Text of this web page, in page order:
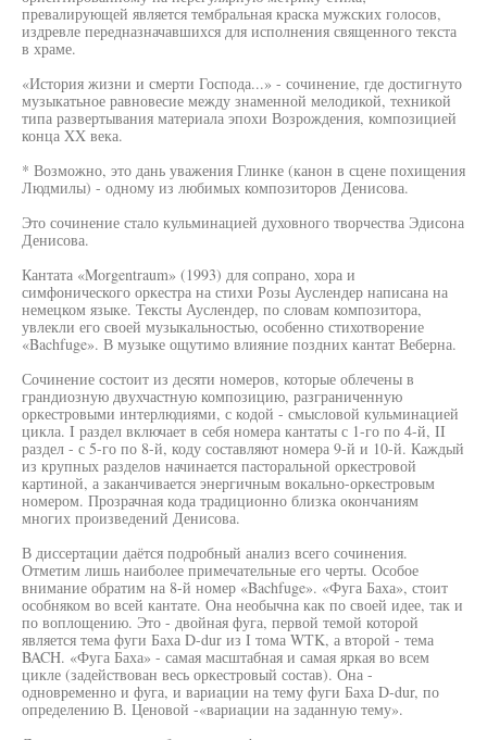
превалирующей является тембральная краска мужских голосов,
издревле передназначавшихся для исполнения священного текста
в храме.
«История жизни и смерти Господа...» - сочинение, где достигнуто
музыкатьное равновесие между знаменной мелодикой, техникой
типа развертывания материала эпохи Возрождения, композицией
конца XX века.
* Возможно, это дань уважения Глинке (канон в сцене похищения
Людмилы) - одному из любимых композиторов Денисова.
Это сочинение стало кульминацией духовного творчества Эдисона
Денисова.
Кантата «Morgentraum» (1993) для сопрано, хора и
симфонического оркестра на стихи Розы Ауслендер написана на
немецком языке. Тексты Ауслендер, по словам композитора,
увлекли его своей музыкальностью, особенно стихотворение
«Bachfuge». В музыке ощутимо влияние поздних кантат Веберна.
Сочинение состоит из десяти номеров, которые облечены в
грандиозную двухчастную композицию, разграниченную
оркестровыми интерлюдиями, с кодой - смысловой кульминацией
цикла. I раздел включает в себя номера кантаты с 1-го по 4-й, II
раздел - с 5-го по 8-й, коду составляют номера 9-й и 10-й. Каждый
из крупных разделов начинается пасторальной оркестровой
картиной, а заканчивается энергичным вокально-оркестровым
номером. Прозрачная кода традиционно близка окончаниям
многих произведений Денисова.
В диссертации даётся подробный анализ всего сочинения.
Отметим лишь наиболее примечательные его черты. Особое
внимание обратим на 8-й номер «Bachfuge». «Фуга Баха», стоит
особняком во всей кантате. Она необычна как по своей идее, так и
по воплощению. Это - двойная фуга, первой темой которой
является тема фуги Баха D-dur из I тома WTK, а второй - тема
BACH. «Фуга Баха» - самая масштабная и самая яркая во всем
цикле (задействован весь оркестровый состав). Она -
одновременно и фуга, и вариации на тему фуги Баха D-dur, по
определению В. Ценовой -«вариации на заданную тему».